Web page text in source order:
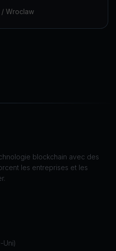
/ Wroclaw
blockchain avec des
les entreprises et les
Uni)